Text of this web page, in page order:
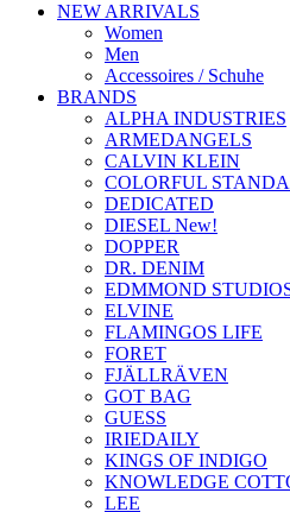
NEW ARRIVALS
Women
Men
Accessoires / Schuhe
BRANDS
ALPHA INDUSTRIES
ARMEDANGELS
CALVIN KLEIN
COLORFUL
DEDICATED
DIESEL New!
DOPPER
DR. DENIM
EDMMOND
ELVINE
FLAMINGOS LIFE
FORET
FJÄLLRÄVEN
GOT BAG
GUESS
IRIEDAILY
KINGS OF INDIGO
KNOWLEDGE
LEE